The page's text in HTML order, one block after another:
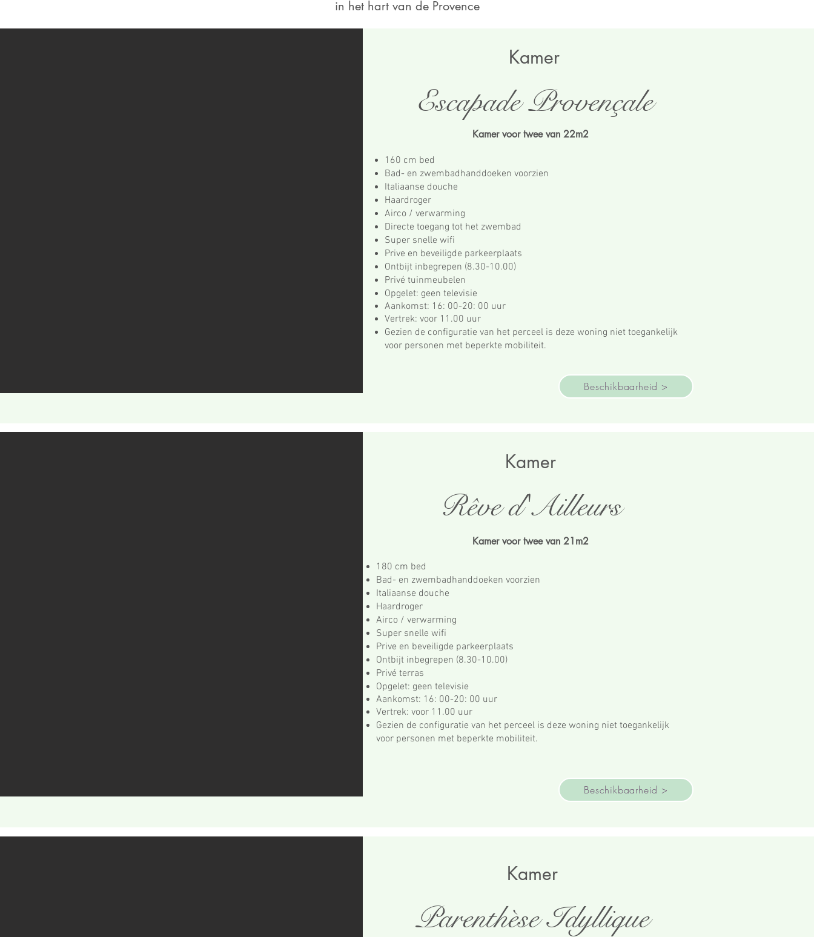
in het hart van de Provence
Kamer
Escapade Provençale
Kamer voor twee van 22m2
160 cm bed
Bad- en zwembadhanddoeken voorzien
Italiaanse douche
Haardroger
Airco / verwarming
Directe toegang tot het zwembad
Super snelle wifi
Prive en beveiligde parkeerplaats
Ontbijt inbegrepen (8.30-10.00)
Privé tuinmeubelen
Opgelet: geen televisie
Aankomst: 16: 00-20: 00 uur
Vertrek: voor 11.00 uur
Gezien de configuratie van het perceel is deze woning niet toegankelijk
voor personen met beperkte mobiliteit.
Beschikbaarheid >
Kamer
Rêve d'Ailleurs
Kamer voor twee van 21m2
180 cm bed
Bad- en zwembadhanddoeken voorzien
Italiaanse douche
Haardroger
Airco / verwarming
Super snelle wifi
Prive en beveiligde parkeerplaats
Ontbijt inbegrepen (8.30-10.00)
Privé terras
Opgelet: geen televisie
Aankomst: 16: 00-20: 00 uur
Vertrek: voor 11.00 uur
Gezien de configuratie van het perceel is deze woning niet toegankelijk
voor personen met beperkte mobiliteit.
Beschikbaarheid >
Kamer
Parenthèse Idyllique